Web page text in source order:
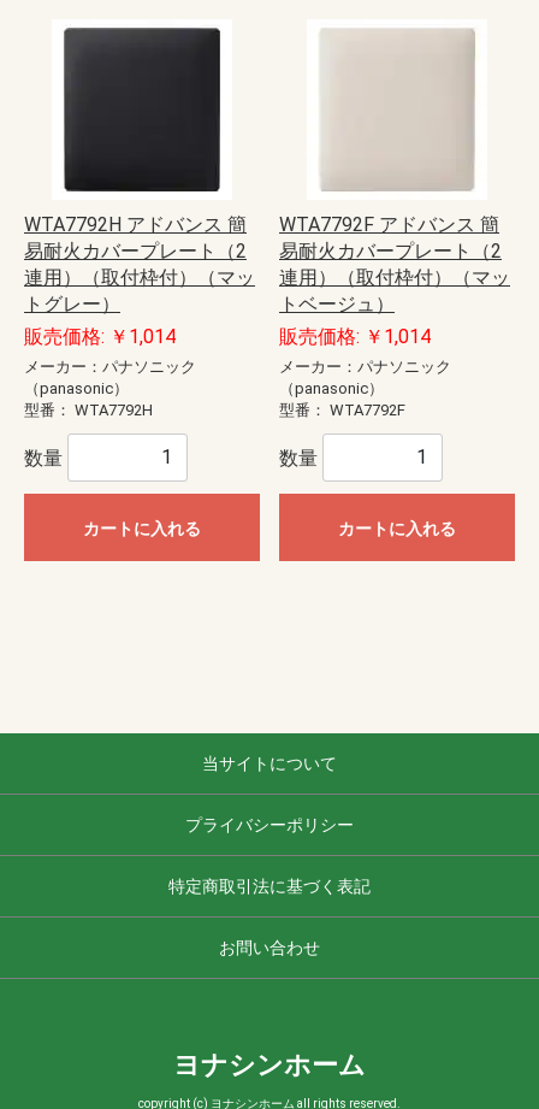
WTA7792H アドバンス 簡
易耐火カバープレート（2
連用）（取付枠付）（マッ
トグレー）
販売価格: ￥1,014
メーカー：パナソニック
（panasonic）
型番： WTA7792H
数量
カートに入れる
WTA7792F アドバンス 簡
易耐火カバープレート（2
連用）（取付枠付）（マッ
トベージュ）
販売価格: ￥1,014
メーカー：パナソニック
（panasonic）
型番： WTA7792F
数量
カートに入れる
当サイトについて
プライバシーポリシー
特定商取引法に基づく表記
お問い合わせ
ヨナシンホーム
copyright (c) ヨナシンホーム all rights reserved.